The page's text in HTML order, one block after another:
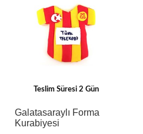
Teslim Süresi 2 Gün
Galatasaraylı Forma
Kurabiyesi